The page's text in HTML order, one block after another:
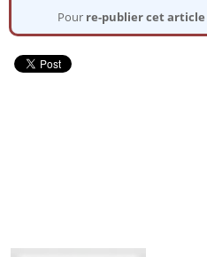
Pour re-publier cet article